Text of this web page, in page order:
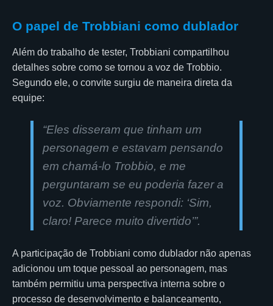
O papel de Trobbiani como dublador
Além do trabalho de tester, Trobbiani compartilhou
detalhes sobre como se tornou a voz de Trobbio.
Segundo ele, o convite surgiu de maneira direta da
equipe:
“Eles disseram que tinham um
personagem e estavam pensando
em chamá-lo Trobbio, e me
perguntaram se eu poderia fazer a
voz. Obviamente respondi: ‘Sim,
claro! Parece muito divertido’”.
A participação de Trobbiani como dublador não apenas
adicionou um toque pessoal ao personagem, mas
também permitiu uma perspectiva interna sobre o
processo de desenvolvimento e balanceamento,